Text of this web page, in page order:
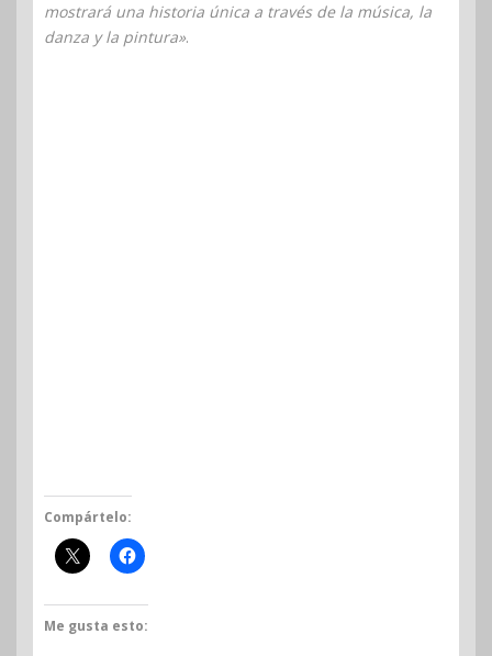
mostrará una historia única a través de la música, la
danza y la pintura».
Compártelo:
Me gusta esto: